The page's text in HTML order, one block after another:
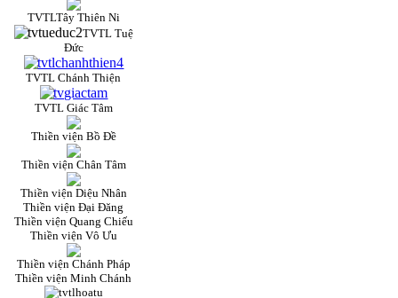
TVTLTây Thiên Ni
TVTL Tuệ
Đức
TVTL Chánh Thiện
TVTL Giác Tâm
Thiền viện Bồ Đề
Thiền viện Chân Tâm
Thiền viện Diệu Nhân
Thiền viện Đại Đăng
Thiền viện Quang Chiếu
Thiền viện Vô Ưu
Thiền viện Chánh Pháp
Thiền viện Minh Chánh